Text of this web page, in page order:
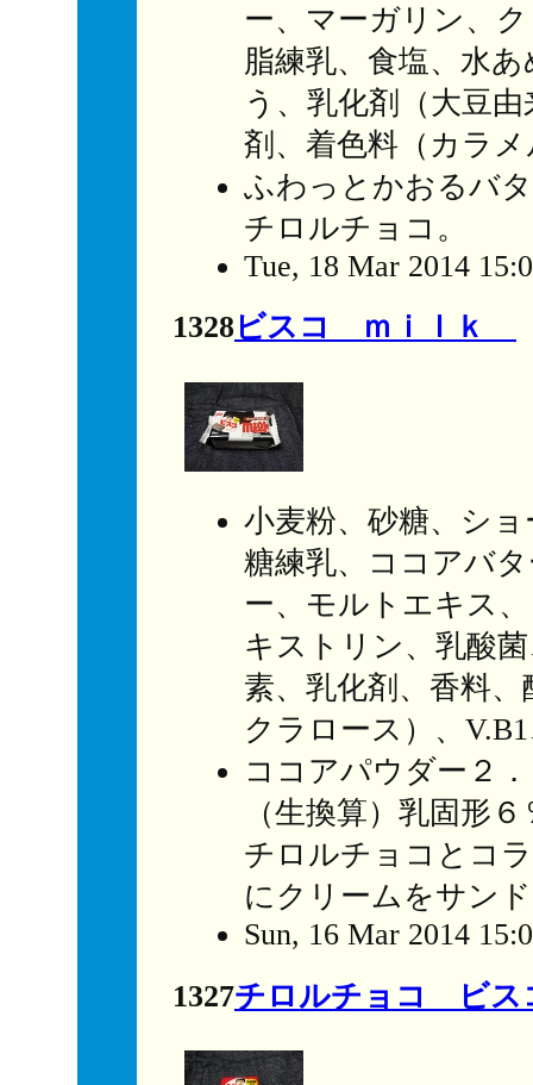
ー、マーガリン、
脂練乳、食塩、水
う、乳化剤（大豆
剤、着色料（カラ
ふわっとかおるバ
チロルチョコ。
Tue, 18 Mar 2014
1328ビスコ ｍｉｌｋ
小麦粉、砂糖、シ
糖練乳、ココアバ
ー、モルトエキス
キストリン、乳酸
素、乳化剤、香料
クラロース）、
ココアパウダー２
（生換算）乳固形６
チロルチョコとコ
にクリームをサン
Sun, 16 Mar 2014
1327チロルチョコ ビス